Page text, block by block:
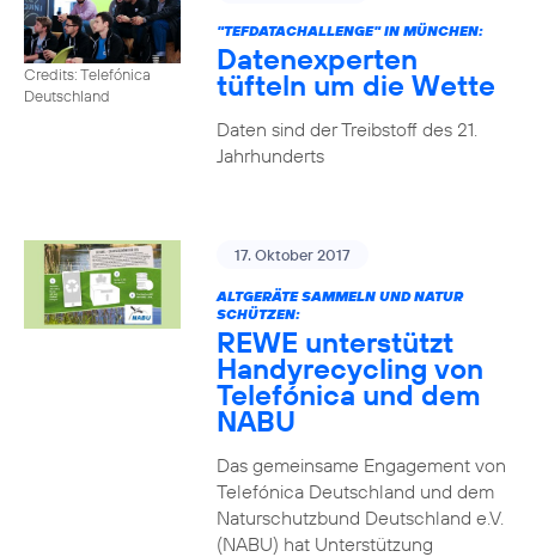
Credits: Telefónica
Deutschland
"TEFDATACHALLENGE" IN MÜNCHEN:
Datenexperten
tüfteln um die Wette
Daten sind der Treibstoff des 21.
Jahrhunderts
17. Oktober 2017
ALTGERÄTE SAMMELN UND NATUR
SCHÜTZEN:
REWE unterstützt
Handyrecycling von
Telefónica und dem
NABU
Das gemeinsame Engagement von
Telefónica Deutschland und dem
Naturschutzbund Deutschland e.V.
(NABU) hat Unterstützung